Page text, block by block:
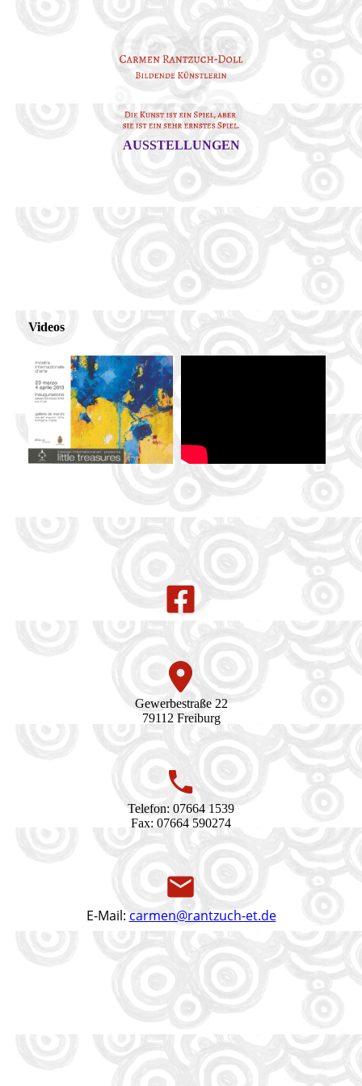
AUSSTELLUNGEN
Videos
Gewerbestraße 22
79112 Freiburg
Telefon: 07664 1539
Fax: 07664 590274
E-Mail: carmen@rantzuch-et.de